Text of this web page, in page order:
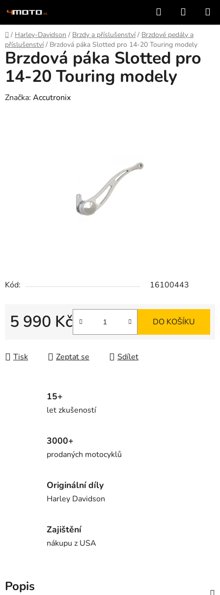
na
obsah
Hledat
KOŠÍK
Domů
/ Harley-Davidson / Brzdy a příslušenství / Brzdové pedály a
příslušenství / Brzdová páka Slotted pro 14-20 Touring modely
Kód: 16100443
5 990 Kč DO KOŠÍKU
Tisk Zeptat se Sdílet
Brzdová páka Slotted pro
14-20 Touring modely
Značka: Accutronix
15+
let zkušeností
3000+
prodaných motocyklů
Originální díly
Harley Davidson
Zajištění
nákupu z USA
Popis